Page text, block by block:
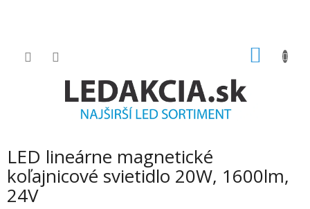
LED lineárne magnetické
koľajnicové svietidlo 20W, 1600lm,
24V